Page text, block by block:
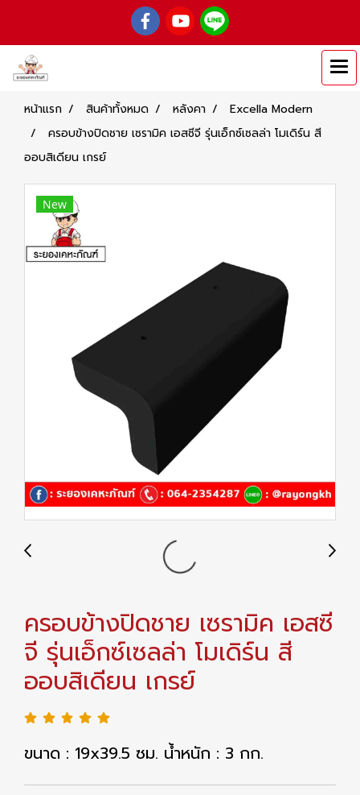
หน้าแรก สินค้าทั้งหมด หลังคา
Excella Modern
ครอบข้างปิดชาย เซรามิค เอสซีจี รุ่นเอ็กซ์เซลล่า โมเดิร์น สี
ออบสิเดียน เกรย์
New
ครอบข้างปิดชาย เซรามิค เอสซี
จี รุ่นเอ็กซ์เซลล่า โมเดิร์น สี
ออบสิเดียน เกรย์
ขนาด : 19x39.5 ซม. น้ำหนัก : 3 กก.